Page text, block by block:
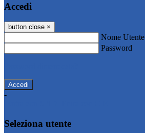
Accedi
button close ×
Nome Utente
Password
-
Seleziona utente